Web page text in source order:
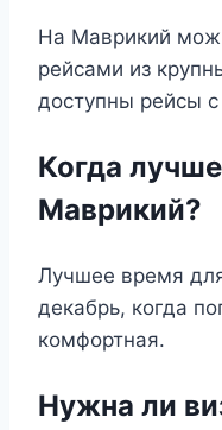
На Маврикий
рейсами из
доступны рейсы
Когда
Маврикий?
Лучшее время
декабрь, когда
комфортная.
Нужна ли